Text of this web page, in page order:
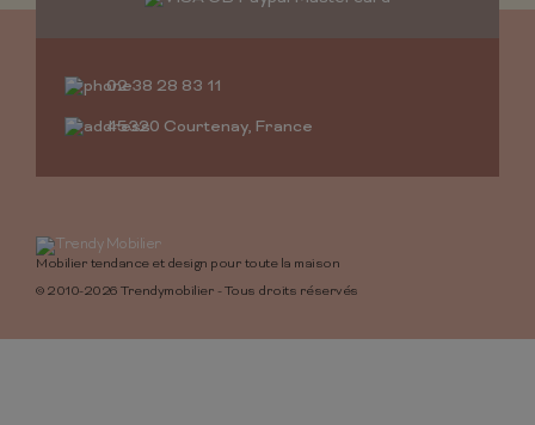
02 38 28 83 11
45320 Courtenay, France
Mobilier tendance et design pour toute la maison
© 2010-2026 Trendymobilier - Tous droits réservés